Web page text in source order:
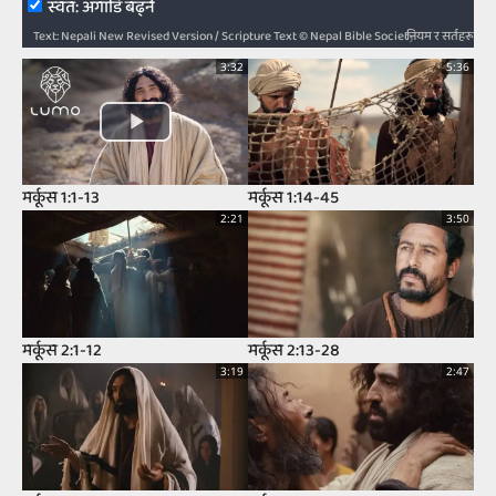
स्‍वत: अगाडि बढ्ने
Text: Nepali New Revised Version / Scripture Text © Nepal Bible Society 1997, 2006, 2009, 2012 / Audio: ℗ Audio courtesy of Bible Media Group and LUMO Project Films / Video: Courtesy of LUMO Project Films
नियम र सर्तहरू
3:32
मर्कूस 1:1-13
5:36
मर्कूस 1:14-45
2:21
मर्कूस 2:1-12
3:50
मर्कूस 2:13-28
3:19 2:47